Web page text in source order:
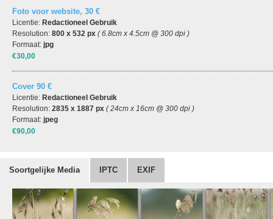
Foto voor website, 30 €
Licentie: Redactioneel Gebruik
Resolution: 800 x 532 px ( 6.8cm x 4.5cm @ 300 dpi )
Formaat: jpg
€30,00
Cover 90 €
Licentie: Redactioneel Gebruik
Resolution: 2835 x 1887 px ( 24cm x 16cm @ 300 dpi )
Formaat: jpeg
€90,00
Soortgelijke Media IPTC EXIF